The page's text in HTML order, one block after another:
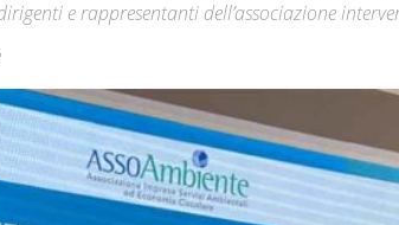
e rappresentanti dell’associazione